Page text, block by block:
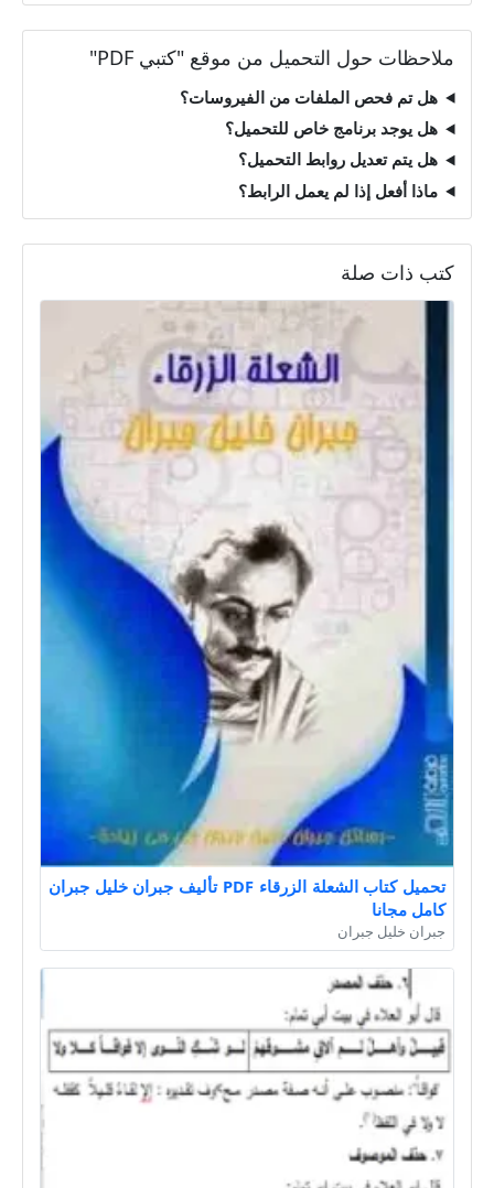
ملاحظات حول التحميل من موقع "كتبي PDF"
هل تم فحص الملفات من الفيروسات؟
هل يوجد برنامج خاص للتحميل؟
هل يتم تعديل روابط التحميل؟
ماذا أفعل إذا لم يعمل الرابط؟
كتب ذات صلة
تحميل كتاب الشعلة الزرقاء PDF تأليف جبران خليل جبران
كامل مجانا
جبران خليل جبران